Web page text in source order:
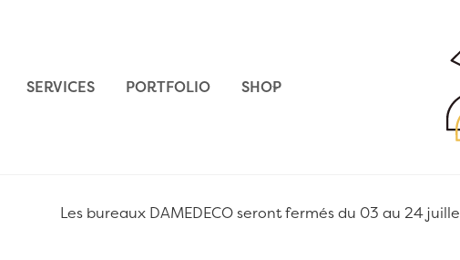
SERVICES PORTFOLIO SHOP
Les bureaux DAMEDECO seront fermés du 03 au 24